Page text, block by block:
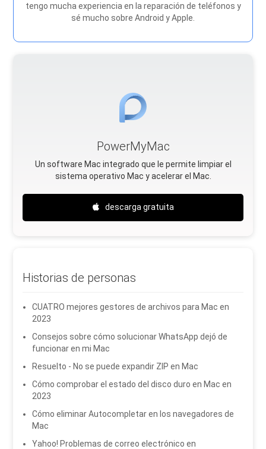
tengo mucha experiencia en la reparación de teléfonos y
sé mucho sobre Android y Apple.
PowerMyMac
Un software Mac integrado que le permite limpiar el
sistema operativo Mac y acelerar el Mac.
descarga gratuita
Historias de personas
CUATRO mejores gestores de archivos para Mac en
2023
Consejos sobre cómo solucionar WhatsApp dejó de
funcionar en mi Mac
Resuelto - No se puede expandir ZIP en Mac
Cómo comprobar el estado del disco duro en Mac en
2023
Cómo eliminar Autocompletar en los navegadores de
Mac
Yahoo! Problemas de correo electrónico en